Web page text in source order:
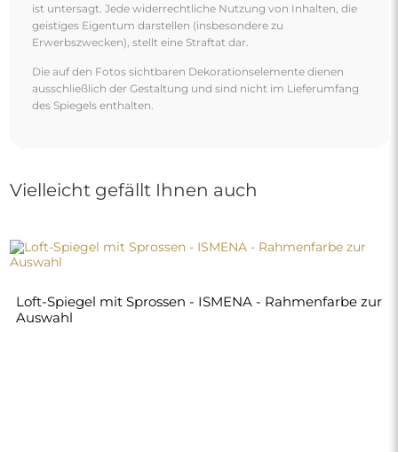
ist untersagt. Jede widerrechtliche Nutzung von Inhalten, die
geistiges Eigentum darstellen (insbesondere zu
Erwerbszwecken), stellt eine Straftat dar.
Die auf den Fotos sichtbaren Dekorationselemente dienen
ausschließlich der Gestaltung und sind nicht im Lieferumfang
des Spiegels enthalten.
Vielleicht gefällt Ihnen auch
Loft-Spiegel mit Sprossen - ISMENA - Rahmenfarbe zur
Auswahl